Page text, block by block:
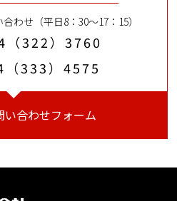
定柱脚工法）
わせ（平日8：30〜17：15）
（322）3760
（333）4575
い合わせフォーム